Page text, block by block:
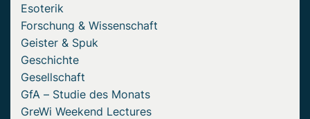
Esoterik
Forschung & Wissenschaft
Geister & Spuk
Geschichte
Gesellschaft
GfA – Studie des Monats
GreWi Weekend Lectures